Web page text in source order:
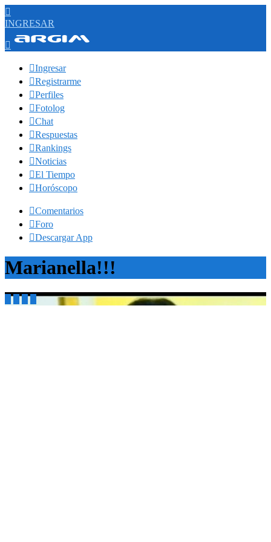

INGRESAR

Ingresar
Registrarme
Perfiles
Fotolog
Chat
Respuestas
Rankings
Noticias
El Tiempo
Horóscopo
Comentarios
Foro
Descargar App
Marianella!!!